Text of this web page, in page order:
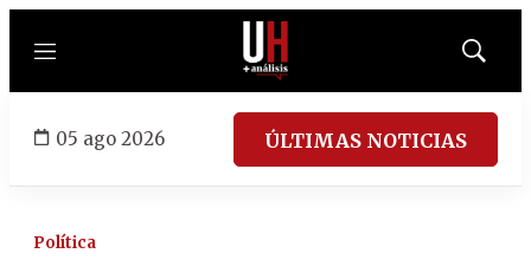
Menú
Mostrar
05 ago 2026 ÚLTIMAS NOTICIAS
Política